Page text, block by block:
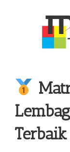
Terbaik